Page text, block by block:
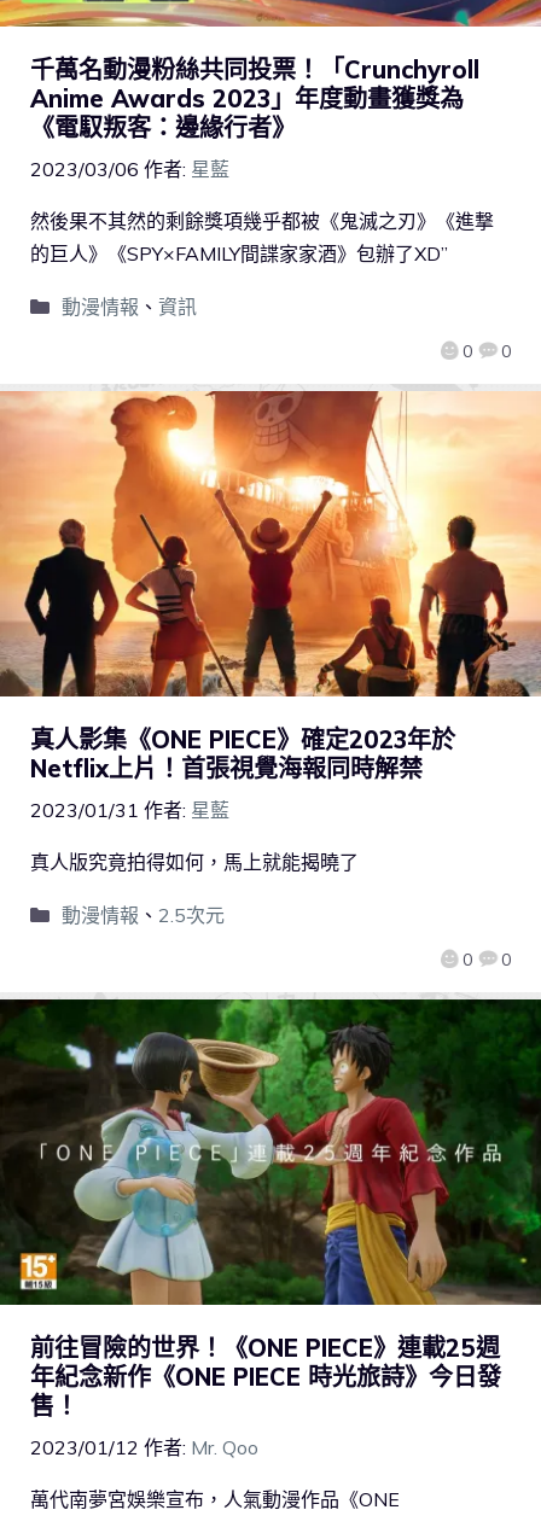
千萬名動漫粉絲共同投票！「Crunchyroll
Anime Awards 2023」年度動畫獲獎為
《電馭叛客：邊緣行者》
2023/03/06 作者: 星藍
0 0
然後果不其然的剩餘獎項幾乎都被《鬼滅之刃》《進撃
的巨人》《SPY×FAMILY間諜家家酒》包辦了XD”
動漫情報 、 資訊
真人影集《ONE PIECE》確定2023年於
Netflix上片！首張視覺海報同時解禁
2023/01/31 作者: 星藍
0 0
真人版究竟拍得如何，馬上就能揭曉了
動漫情報 、 2.5次元
前往冒險的世界！《ONE PIECE》連載25週
年紀念新作《ONE PIECE 時光旅詩》今日發
售！
2023/01/12 作者: Mr. Qoo
萬代南夢宮娛樂宣布，人氣動漫作品《ONE